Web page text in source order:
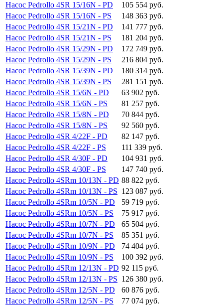
Насос Pedrollo 4SR 15/16N - PD
105 554 руб.
Насос Pedrollo 4SR 15/16N - PS
148 363 руб.
Насос Pedrollo 4SR 15/21N - PD
141 777 руб.
Насос Pedrollo 4SR 15/21N - PS
181 204 руб.
Насос Pedrollo 4SR 15/29N - PD
172 749 руб.
Насос Pedrollo 4SR 15/29N - PS
216 804 руб.
Насос Pedrollo 4SR 15/39N - PD
180 314 руб.
Насос Pedrollo 4SR 15/39N - PS
281 151 руб.
Насос Pedrollo 4SR 15/6N - PD
63 902 руб.
Насос Pedrollo 4SR 15/6N - PS
81 257 руб.
Насос Pedrollo 4SR 15/8N - PD
70 844 руб.
Насос Pedrollo 4SR 15/8N - PS
92 560 руб.
Насос Pedrollo 4SR 4/22F - PD
82 147 руб.
Насос Pedrollo 4SR 4/22F - PS
111 339 руб.
Насос Pedrollo 4SR 4/30F - PD
104 931 руб.
Насос Pedrollo 4SR 4/30F - PS
147 740 руб.
Насос Pedrollo 4SRm 10/13N - PD 88 822 руб.
Насос Pedrollo 4SRm 10/13N - PS 123 087 руб.
Насос Pedrollo 4SRm 10/5N - PD
59 719 руб.
Насос Pedrollo 4SRm 10/5N - PS
75 917 руб.
Насос Pedrollo 4SRm 10/7N - PD
65 504 руб.
Насос Pedrollo 4SRm 10/7N - PS
85 351 руб.
Насос Pedrollo 4SRm 10/9N - PD
74 404 руб.
Насос Pedrollo 4SRm 10/9N - PS
100 392 руб.
Насос Pedrollo 4SRm 12/13N - PD 92 115 руб.
Насос Pedrollo 4SRm 12/13N - PS 126 380 руб.
Насос Pedrollo 4SRm 12/5N - PD
60 876 руб.
Насос Pedrollo 4SRm 12/5N - PS
77 074 руб.